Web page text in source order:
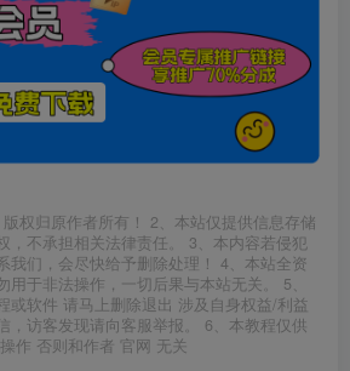
权归原作者所有！ 2、本站仅提供信息存储
，不承担相关法律责任。 3、本内容若侵犯
我们，会尽快给予删除处理！ 4、本站全资
用于非法操作，一切后果与本站无关。 5、
或软件 请马上删除退出 涉及自身权益/利益
，访客发现请向客服举报。 6、本教程仅供
作 否则和作者 官网 无关